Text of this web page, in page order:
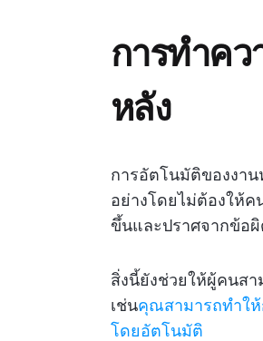
การทำคว
หลัง
การอัตโนมัติของงาน
อย่างโดยไม่ต้องให้ค
ขึ้นและปราศจากข้อ
สิ่งนี้ยังช่วยให้ผู้คนส
เช่นคุณสามารถทำใ
โดยอัตโนมัติ